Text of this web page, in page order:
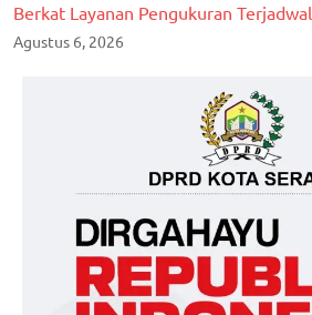
Berkat Layanan Pengukuran Terjadwal
Agustus 6, 2026